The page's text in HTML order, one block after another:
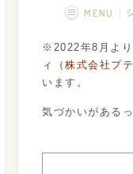
MENU
概要
空室状況
フカボリ記事
※2022年8月より
ィ（株式会社プ
います。
気づかいがある